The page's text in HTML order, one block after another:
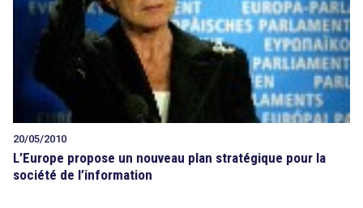
20/05/2010
L’Europe propose un nouveau plan stratégique pour la
société de l’information